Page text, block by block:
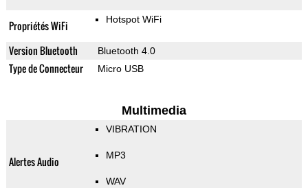
Propriétés WiFi Hotspot WiFi
Version Bluetooth Bluetooth 4.0
Type de Connecteur Micro USB
Multimedia
Alertes Audio
VIBRATION
MP3
WAV